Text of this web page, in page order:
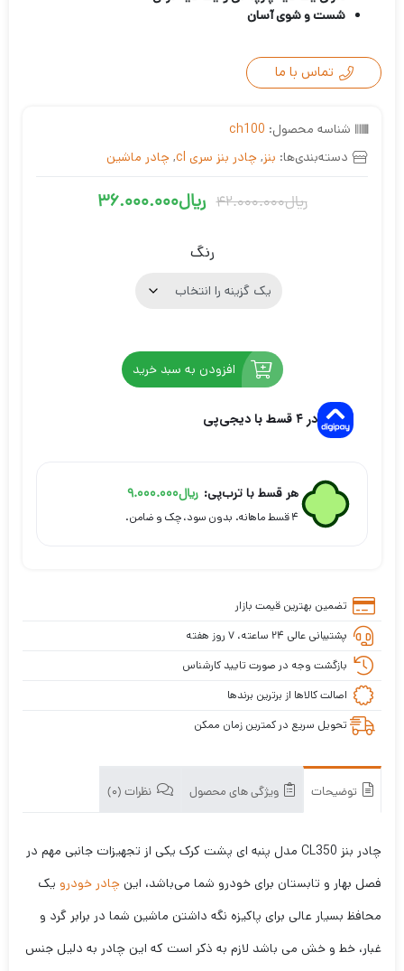
شست و شوی آسان
تماس با ما
شناسه محصول: ch100
دسته‌بندی‌ها: بنز, چادر بنز سری cl , چادر ماشین
ریال42.000.000 قیمت
اصلی
بود.
ریال36.000.000قیمت
فعلی
است.
رنگ
افزودن به سبد خرید
در ۴ قسط با دیجی‌پی
هر قسط با ترب‌پی: ریال9.000.000
۴ قسط ماهانه. بدون سود، چک و ضامن.
تضمین بهترین قیمت بازار
پشتیبانی عالی ۲۴ ساعته، ۷ روز هفته
بازگشت وجه در صورت تایید کارشناس
اصالت کالاها از برترین برندها
تحویل سریع در کمترین زمان ممکن
توضیحات ویژگی های محصول نظرات (0)
چادر بنز CL350 مدل پنبه ای پشت کرک یکی از تجهیزات جانبی مهم در
فصل بهار و تابستان برای خودرو شما می‌باشد، این چادر خودرو یک
محافظ بسیار عالی برای پاکیزه نگه داشتن ماشین شما در برابر گرد و
غبار، خط و خش می باشد لازم به ذکر است که این چادر به دلیل جنس